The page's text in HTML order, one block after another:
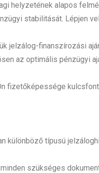
helyzetének alapos
stabilitását. Lépjen
jelzálog-finanszírozási
az optimális pénzügyi
fizetőképessége
különböző típusú
szükséges